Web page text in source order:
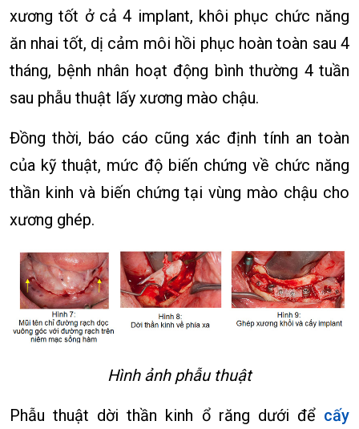
xương tốt ở cả 4 implant, khôi phục chức năng
ăn nhai tốt, dị cảm môi hồi phục hoàn toàn sau 4
tháng, bệnh nhân hoạt động bình thường 4 tuần
sau phẫu thuật lấy xương mào chậu.
Đồng thời, báo cáo cũng xác định tính an toàn
của kỹ thuật, mức độ biến chứng về chức năng
thần kinh và biến chứng tại vùng mào chậu cho
xương ghép.
Hình ảnh phẫu thuật
Phẫu thuật dời thần kinh ổ răng dưới để cấy